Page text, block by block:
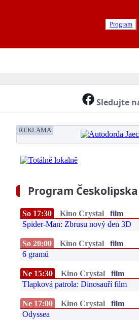
Program
Sledujte
REKLAMA
Program Českolipska
So 17:30 Kino Crystal
film
Spider-Man: Zbrusu nový den 3D
So 20:00 Kino Crystal
film
6 gramů
Ne 15:30 Kino Crystal
film
Tlapková patrola: Dinosauří film
Ne 17:00 Kino Crystal
film
Odyssea